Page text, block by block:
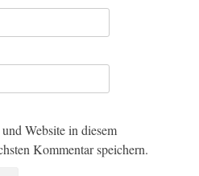
Website in diesem
Kommentar speichern.